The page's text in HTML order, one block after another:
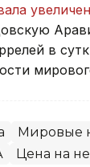
в
Мировые
Цена на